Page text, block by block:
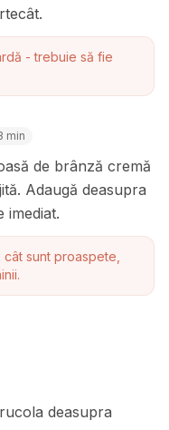
- trebuie să fie
min
de brânză cremă
Adaugă deasupra
imediat.
sunt proaspete,
deasupra